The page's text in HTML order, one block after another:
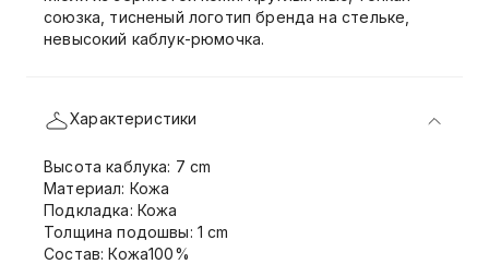
союзка, тисненый логотип бренда на стельке,
невысокий каблук-рюмочка.
Характеристики
Высота каблука: 7 cm
Материал: Кожа
Подкладка: Кожа
Толщина подошвы: 1 cm
Состав: Кожа100%